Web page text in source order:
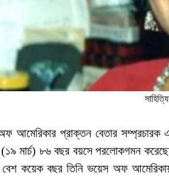
আমেরিকার প্রাক্তন বেতার সম্প্রচারক
(১৯ মার্চ) ৮৬ বছর বয়সে পরলোকগমন
কয়েক বছর তিনি ভয়েস অফ আমেরিকায়